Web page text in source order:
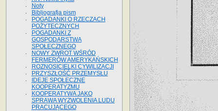
Noty
Bibljografja pism
POGADANKI O RZECZACH
POŻYTECZNYCH
POGADANKI Z
GOSPODARSTWA
SPOŁECZNEGO
NOWY ZWROT WŚRÓD
FERMERÓW AMERYKAŃSKICH
ROZNOSICIELKI CYWILIZACJI
PRZYSZŁOŚĆ PRZEMYSŁU
IDEJE SPOŁECZNE
KOOPERATYZMU
KOOPERATYWA JAKO
SPRAWA WYZWOLENIA LUDU
PRACUJĄCEGO